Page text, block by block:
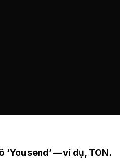
send’ — ví dụ, TON.